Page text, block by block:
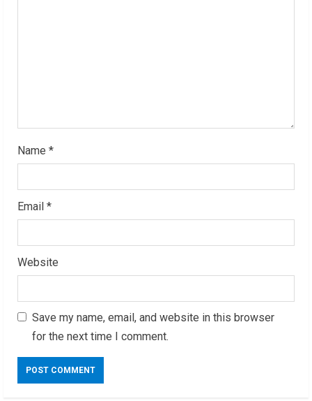
Name *
Email *
Website
Save my name, email, and website in this browser
for the next time I comment.